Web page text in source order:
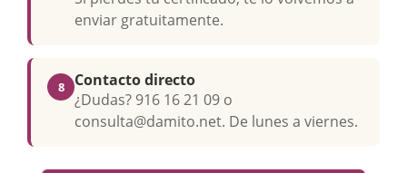
enviar gratuitamente.
8
Contacto directo
¿Dudas? 916 16 21 09 o
consulta@damito.net. De lunes a viernes.